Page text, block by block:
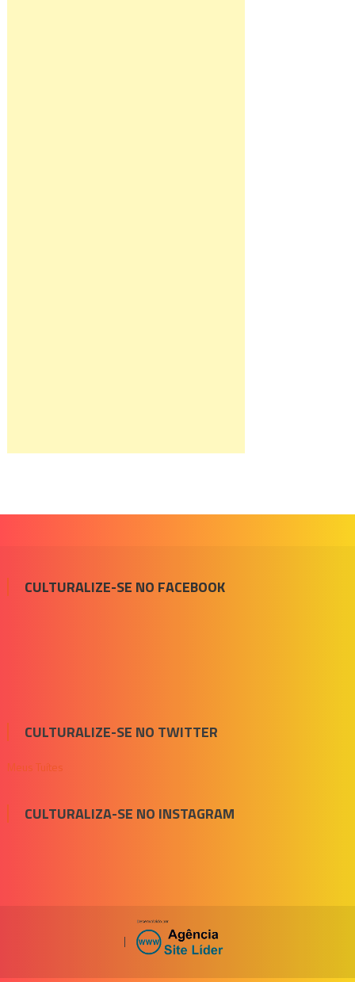
CULTURALIZE-SE NO FACEBOOK
CULTURALIZE-SE NO TWITTER
Meus Tuítes
CULTURALIZA-SE NO INSTAGRAM
|